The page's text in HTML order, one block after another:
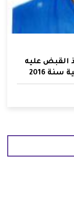
القبض عليه
2016